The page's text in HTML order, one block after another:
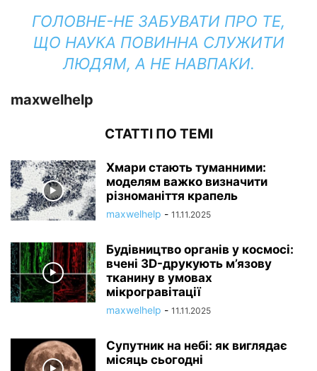
ГОЛОВНЕ-НЕ ЗАБУВАТИ ПРО ТЕ,
ЩО НАУКА ПОВИННА СЛУЖИТИ
ЛЮДЯМ, А НЕ НАВПАКИ.
maxwelhelp
СТАТТІ ПО ТЕМІ
Хмари стають туманними:
моделям важко визначити
різноманіття крапель
maxwelhelp - 11.11.2025
Будівництво органів у космосі:
вчені 3D-друкують м’язову
тканину в умовах
мікрогравітації
maxwelhelp - 11.11.2025
Супутник на небі: як виглядає
місяць сьогодні